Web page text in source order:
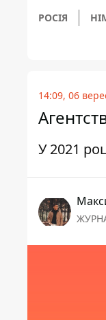
РОСІЯ
14:09, 06
У 2021